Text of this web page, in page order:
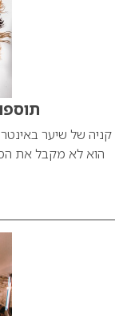
קניה של שיער
הוא לא מקבל את